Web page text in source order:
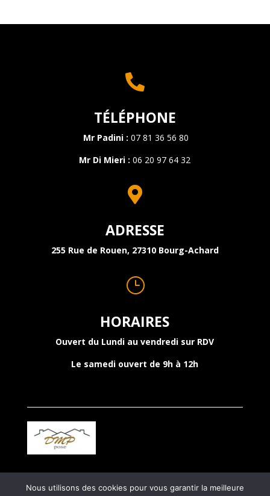

TÉLÉPHONE
Mr Padini : 07 81 36 56 80
Mr Di Mieri :06 20 97 64 32

ADRESSE
255 Rue de Rouen, 27310 Bourg-Achard
}
HORAIRES
Ouvert du Lundi au vendredi sur RDV
Le samedi ouvert de 9h à 12h
Menuiserie Bourg-Achard
Nous utilisons des cookies pour vous garantir la meilleure